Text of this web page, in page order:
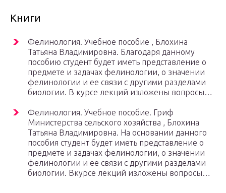
Книги
Фелинология. Учебное пособие , Блохина
Татьяна Владимировна. Благодаря данному
пособию студент будет иметь представление о
предмете и задачах фелинологии, о значении
фелинологии и ее связи с другими разделами
биологии. В курсе лекций изложены вопросы…
Фелинология. Учебное пособие. Гриф
Министерства сельского хозяйства , Блохина
Татьяна Владимировна. На основании данного
пособия студент будет иметь представление о
предмете и задачах фелинологии, о значении
фелинологии и ее связи с другими разделами
биологии. Вкурсе лекций изложены вопросы…